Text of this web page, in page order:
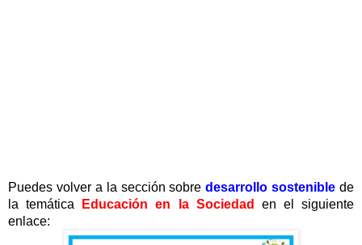
Puedes volver a la sección sobredesarrollo sostenible de
la temática
Educación en la Sociedad
en el siguiente
enlace: